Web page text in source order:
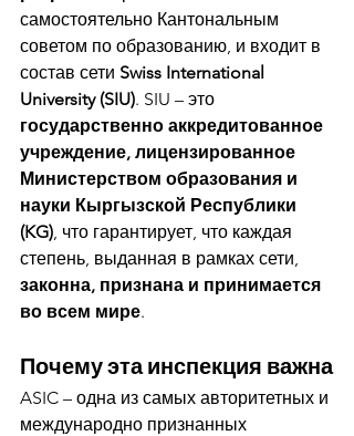
самостоятельно Кантональным
советом по образованию, и входит в
состав сети Swiss International
University (SIU). SIU – это
государственно аккредитованное
учреждение, лицензированное
Министерством образования и
науки Кыргызской Республики
(KG), что гарантирует, что каждая
степень, выданная в рамках сети,
законна, признана и принимается
во всем мире.
Почему эта инспекция важна
ASIC – одна из самых авторитетных и
международно признанных